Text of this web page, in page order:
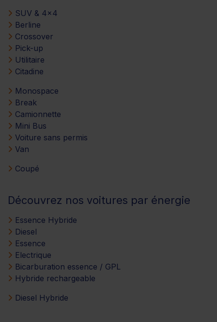
SUV & 4x4
Berline
Crossover
Pick-up
Utilitaire
Citadine
Monospace
Break
Camionnette
Mini Bus
Voiture sans permis
Van
Coupé
Découvrez nos voitures par énergie
Essence Hybride
Diesel
Essence
Electrique
Bicarburation essence / GPL
Hybride rechargeable
Diesel Hybride